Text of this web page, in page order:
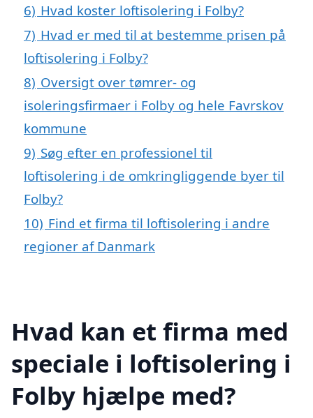
6) Hvad koster loftisolering i Folby?
7) Hvad er med til at bestemme prisen på
loftisolering i Folby?
8) Oversigt over tømrer- og
isoleringsfirmaer i Folby og hele Favrskov
kommune
9) Søg efter en professionel til
loftisolering i de omkringliggende byer til
Folby?
10) Find et firma til loftisolering i andre
regioner af Danmark
Hvad kan et firma med
speciale i loftisolering i
Folby hjælpe med?